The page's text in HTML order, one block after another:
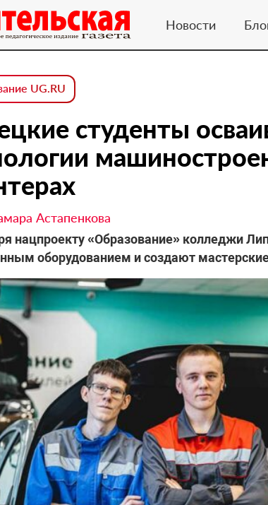
Новости
UG.RU
студенты
Астапенкова
нацпроекту «Образование» колледжи
оборудованием и создают